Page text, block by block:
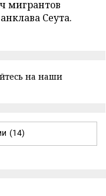
мигрантов
Сеута.
на наши
(14)